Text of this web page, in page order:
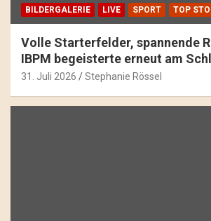
BILDERGALERIE LIVE SPORT TOP
Volle Starterfelder, spannende
IBPM begeisterte erneut am
31. Juli 2026 Stephanie Rössel